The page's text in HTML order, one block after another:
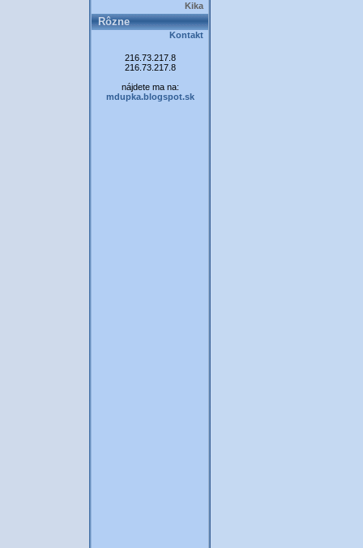
Kika
Rôzne
Kontakt
216.73.217.8
216.73.217.8
nájdete ma na:
mdupka.blogspot.sk